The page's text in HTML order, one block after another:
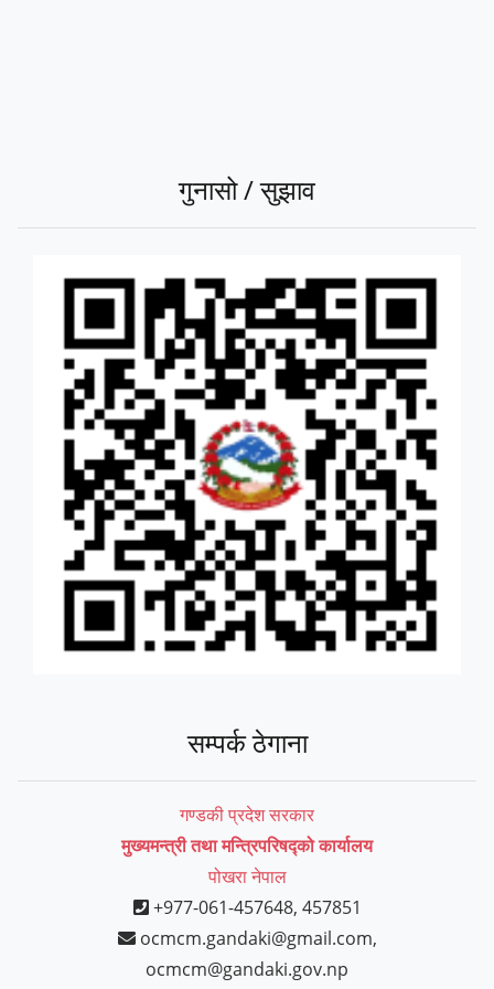
गुनासो / सुझाव
सम्पर्क ठेगाना
गण्डकी प्रदेश सरकार
मुख्यमन्त्री तथा मन्त्रिपरिषद्को कार्यालय
पोखरा नेपाल
+977-061-457648, 457851
ocmcm.gandaki@gmail.com,
ocmcm@gandaki.gov.np